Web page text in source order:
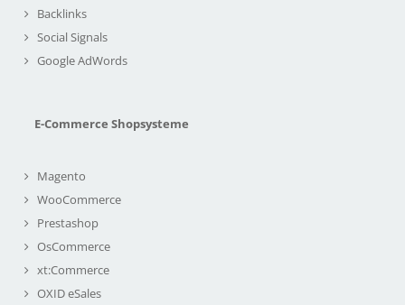
Backlinks
Social Signals
Google AdWords
E-Commerce Shopsysteme
Magento
WooCommerce
Prestashop
OsCommerce
xt:Commerce
OXID eSales